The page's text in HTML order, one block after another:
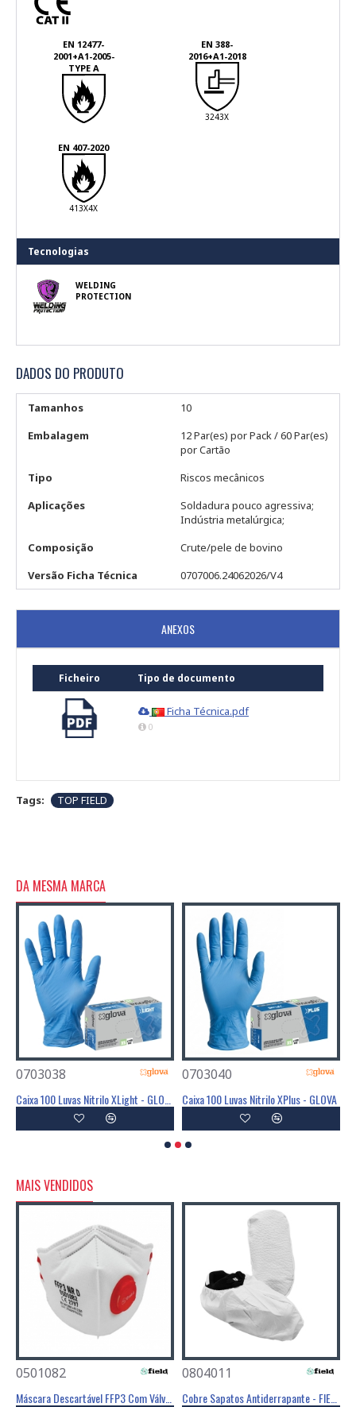
EN 12477-
2001+A1-2005-
TYPE A
EN 388-
2016+A1-2018
3243X
EN 407-2020
413X4X
Tecnologias
WELDING
PROTECTION
DADOS DO PRODUTO
Tamanhos
10
Embalagem
12 Par(es) por Pack / 60 Par(es)
por Cartão
Tipo
Riscos mecânicos
Aplicações
Soldadura pouco agressiva;
Indústria metalúrgica;
Composição
Crute/pele de bovino
Versão Ficha Técnica
0707006.24062026/V4
ANEXOS
Ficheiro Tipo de documento
Ficha Técnica.pdf
0
Tags: TOP FIELD
DA MESMA MARCA
0703038 0703040
Caixa 100 Luvas Nitrilo XPlus - GLOVA
MAIS VENDIDOS
0501082 0804011